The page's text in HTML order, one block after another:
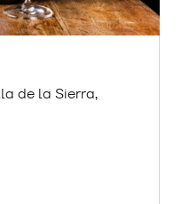
de la Sierra,